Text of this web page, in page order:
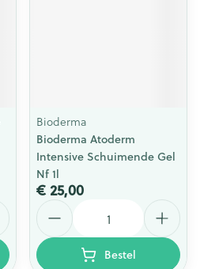
Bioderma
Bioderma Atoderm
Intensive Schuimende Gel
Nf 1l
€ 25,00
Aantal
Bestel